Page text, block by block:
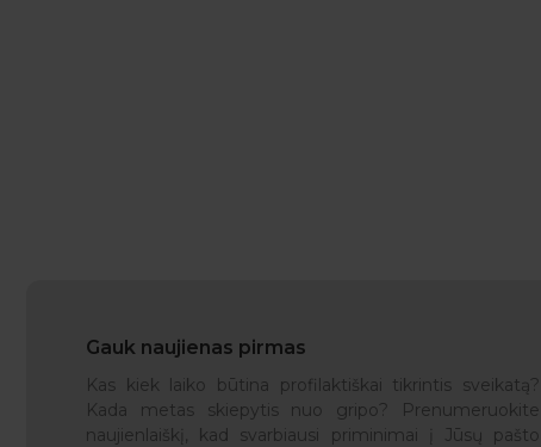
Gauk naujienas pirmas
Kas kiek laiko būtina profilaktiškai tikrintis sveikatą?
Kada metas skiepytis nuo gripo? Prenumeruokite
naujienlaiškį, kad svarbiausi priminimai į Jūsų pašto